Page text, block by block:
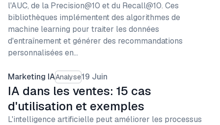
l'AUC, de la Precision@10 et du Recall@10. Ces
bibliothèques implémentent des algorithmes de
machine learning pour traiter les données
d'entraînement et générer des recommandations
personnalisées en…
Marketing IAAnalyse19 Juin
IA dans les ventes: 15 cas
d'utilisation et exemples
L'intelligence artificielle peut améliorer les processus